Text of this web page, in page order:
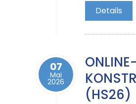
Details
07
Mai
2026
(HS26)